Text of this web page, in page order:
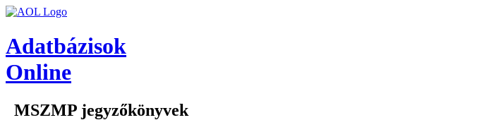
Adatbázisok
Online
MSZMP jegyzőkönyvek